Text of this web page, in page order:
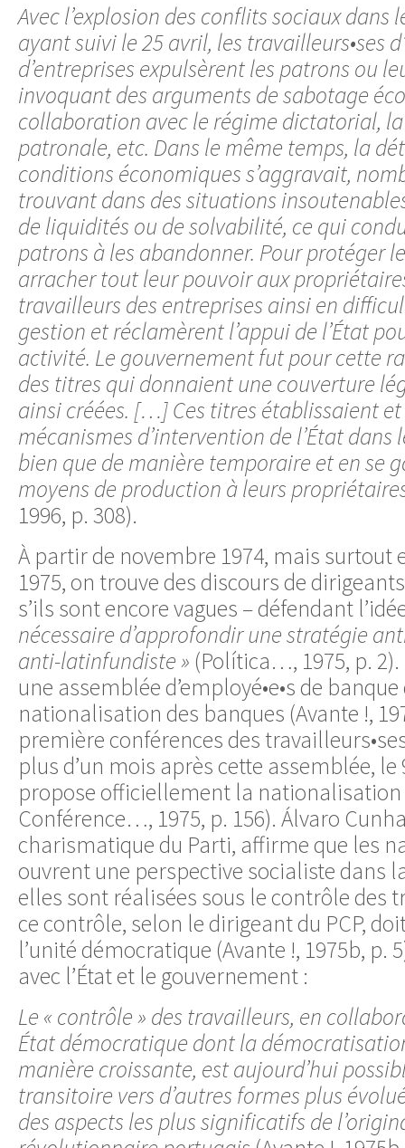
Avec l’explosion des conflits sociaux dans
ayant suivi le 25 avril, les travailleurs•ses
d’entreprises expulsèrent les patrons ou
invoquant des arguments de sabotage
collaboration avec le régime dictatorial,
patronale, etc. Dans le même temps, la
conditions économiques s’aggravait,
trouvant dans des situations
de liquidités ou de solvabilité, ce qui
patrons à les abandonner. Pour protéger
arracher tout leur pouvoir aux
travailleurs des entreprises ainsi en
gestion et réclamèrent l’appui de l’État
activité. Le gouvernement fut pour cette
des titres qui donnaient une couverture
ainsi créées. […] Ces titres établissaient
mécanismes d’intervention de l’État dans
bien que de manière temporaire et en se
moyens de production à leurs
1996, p. 308).
À partir de novembre 1974, mais surtout
1975, on trouve des discours de
s’ils sont encore vagues – défendant
nécessaire d’approfondir une stratégie
anti-latinfundiste » (Política…, 1975, p. 2).
une assemblée d’employé•e•s de
nationalisation des banques (Avante !,
première conférences des
plus d’un mois après cette assemblée, le
propose officiellement la nationalisation
Conférence…, 1975, p. 156). Álvaro
charismatique du Parti, affirme que les
ouvrent une perspective socialiste dans
elles sont réalisées sous le contrôle des
ce contrôle, selon le dirigeant du PCP,
l’unité démocratique (Avante !, 1975b, p.
avec l’État et le gouvernement :
Le « contrôle » des travailleurs, en
État démocratique dont la
manière croissante, est aujourd’hui
transitoire vers d’autres formes plus
des aspects les plus significatifs de